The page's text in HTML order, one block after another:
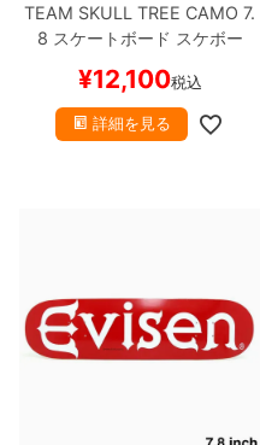
TEAM SKULL TREE CAMO 7.
8 スケートボード スケボー
¥12,100税込
詳細を見る
高性能デッキ